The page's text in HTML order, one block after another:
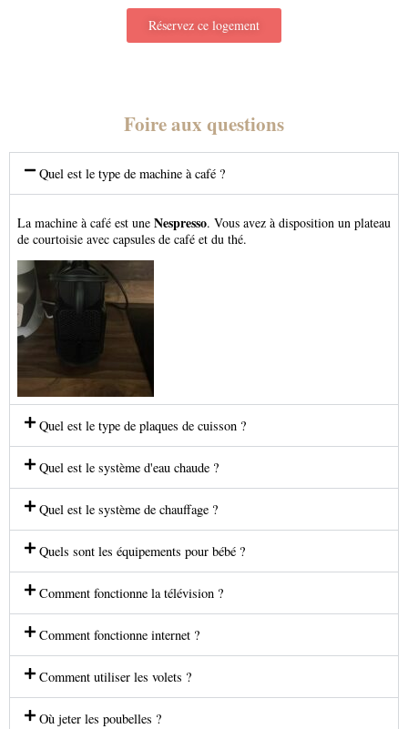
Réservez ce logement
Foire aux questions
Quel est le type de machine à café ?
La machine à café est une Nespresso. Vous avez à disposition un plateau
de courtoisie avec capsules de café et du thé.
Quel est le type de plaques de cuisson ?
Quel est le système d'eau chaude ?
Quel est le système de chauffage ?
Quels sont les équipements pour bébé ?
Comment fonctionne la télévision ?
Comment fonctionne internet ?
Comment utiliser les volets ?
Où jeter les poubelles ?